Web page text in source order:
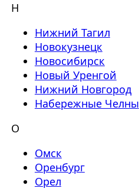
Н
Нижний Тагил
Новокузнецк
Новосибирск
Новый Уренгой
Нижний Новгород
Набережные Челны
О
Омск
Оренбург
Орел